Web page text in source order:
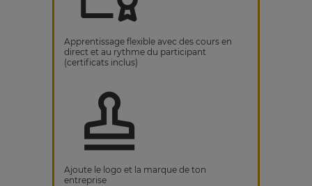
Apprentissage flexible avec des cours en
direct et au rythme du participant
(certificats inclus)
Ajoute le logo et la marque de ton
entreprise